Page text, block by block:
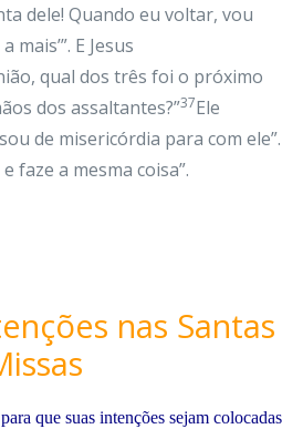
dele! Quando eu voltar, vou
E Jesus
qual dos três foi o próximo
dos assaltantes?”37Ele
de misericórdia para com ele”.
faze a mesma coisa”.
nas Santas
que suas intenções sejam colocadas